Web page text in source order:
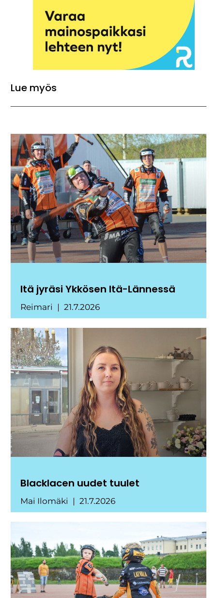
Lue myös
Itä jyräsi Ykkösen Itä-Lännessä
Reimari 21.7.2026
Blacklacen uudet tuulet
Mai Ilomäki 21.7.2026